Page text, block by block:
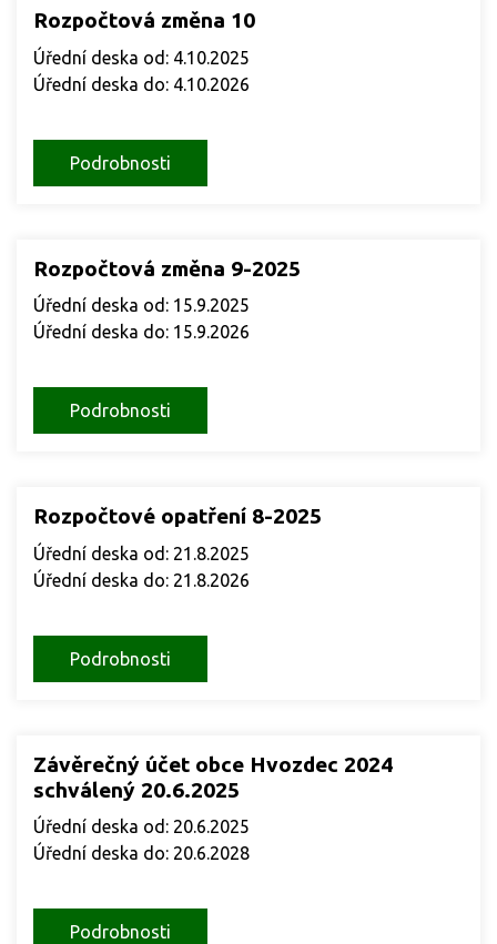
Rozpočtová změna 10
Úřední deska od: 4.10.2025
Úřední deska do: 4.10.2026
Podrobnosti
Rozpočtová změna 9-2025
Úřední deska od: 15.9.2025
Úřední deska do: 15.9.2026
Podrobnosti
Rozpočtové opatření 8-2025
Úřední deska od: 21.8.2025
Úřední deska do: 21.8.2026
Podrobnosti
Závěrečný účet obce Hvozdec 2024
schválený 20.6.2025
Úřední deska od: 20.6.2025
Úřední deska do: 20.6.2028
Podrobnosti